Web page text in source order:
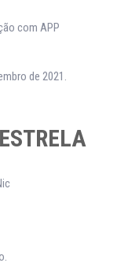
com APP
de 2021.